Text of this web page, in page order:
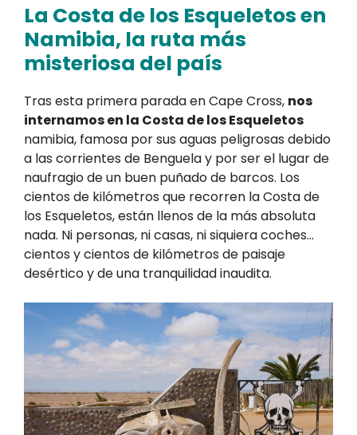
La Costa de los Esqueletos en
Namibia, la ruta más
misteriosa del país
Tras esta primera parada en Cape Cross, nos
internamos en la Costa de los Esqueletos
namibia, famosa por sus aguas peligrosas debido
a las corrientes de Benguela y por ser el lugar de
naufragio de un buen puñado de barcos. Los
cientos de kilómetros que recorren la Costa de
los Esqueletos, están llenos de la más absoluta
nada. Ni personas, ni casas, ni siquiera coches…
cientos y cientos de kilómetros de paisaje
desértico y de una tranquilidad inaudita.